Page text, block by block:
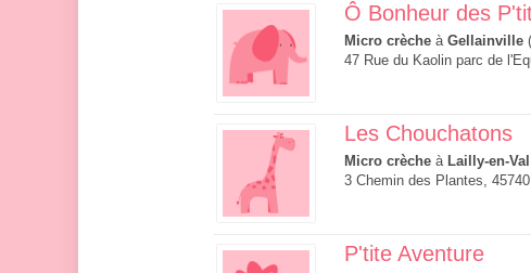
Ô Bonheur des
Micro crèche à Gellainville
47 Rue du Kaolin parc de
Les Chouchatons
Micro crèche à Lailly-en-Val
3 Chemin des Plantes,
P'tite Aventure